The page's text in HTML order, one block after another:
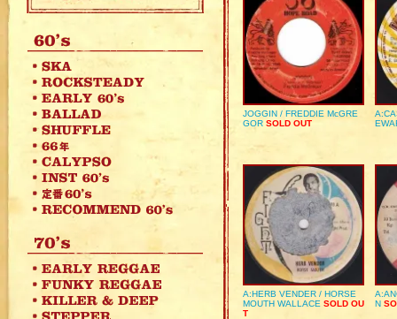
JOGGIN / FREDDIE McGRE
GOR SOLD OUT
A:HERB VENDER / HORSE
MOUTH WALLACE SOLD OU
T
N